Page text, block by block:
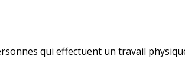
qui effectuent un travail